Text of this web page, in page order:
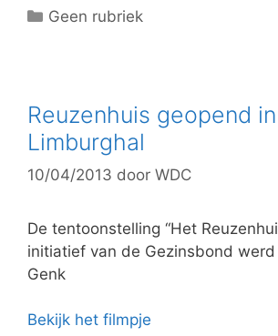
C
g
r
i
ë
n
Geen rubriek
Reuzenhuis geopend
Limburghal
10/04/2013 door WDC
De tentoonstelling “Het
initiatief van de Gezinsbond
Genk
Bekijk het filmpje